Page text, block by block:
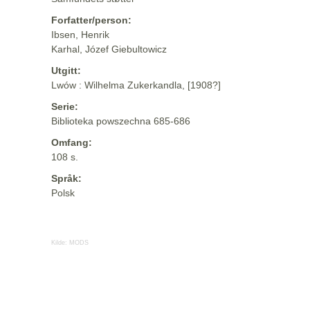
Forfatter/person:
Ibsen, Henrik
Karhal, Józef Giebultowicz
Utgitt:
Lwów : Wilhelma Zukerkandla, [1908?]
Serie:
Biblioteka powszechna 685-686
Omfang:
108 s.
Språk:
Polsk
Kilde: MODS